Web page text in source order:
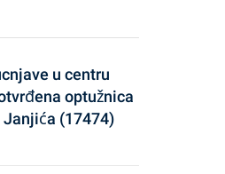
u centru
optužnica
Janjića (17474)